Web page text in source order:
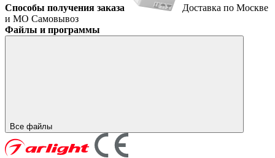
Способы получения заказа
Доставка по Москве
и МО Самовывоз
Файлы и программы
Все файлы